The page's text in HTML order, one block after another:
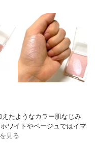
たようなカラー肌なじみ
ワイトやベージュではイマ
見る